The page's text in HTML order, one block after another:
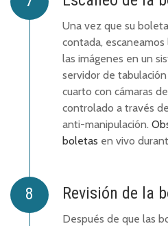
Una vez que su
contada,
las imágenes en un
servidor de
cuarto con cámaras
controlado a través
anti-manipulación.
boletas en vivo
Revisión de la
Después de que las